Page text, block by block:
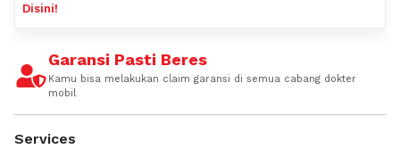
Disini!
Garansi Pasti Beres
Kamu bisa melakukan claim garansi di semua cabang dokter
mobil
Services